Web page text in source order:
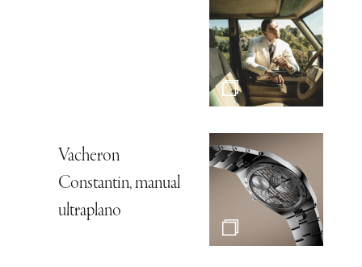
Vacheron
Constantin, manual
ultraplano